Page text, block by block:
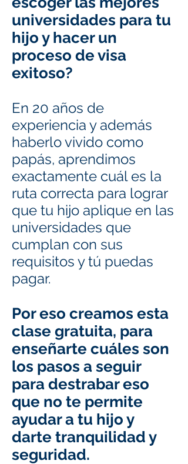
universidades para tu
hijo y hacer un
proceso de visa
exitoso?
En 20 años de
experiencia y además
haberlo vivido como
papás, aprendimos
exactamente cuál es la
ruta correcta para lograr
que tu hijo aplique en las
universidades que
cumplan con sus
requisitos y tú puedas
pagar.
Por eso creamos esta
clase gratuita, para
enseñarte cuáles son
los pasos a seguir
para destrabar eso
que no te permite
ayudar a tu hijo y
darte tranquilidad y
seguridad.